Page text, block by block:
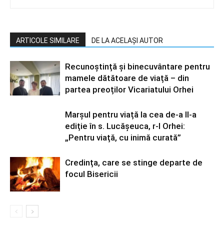
ARTICOLE SIMILARE DE LA ACELAȘI AUTOR
Recunoștință și binecuvântare pentru
mamele dătătoare de viață – din
partea preoților Vicariatului Orhei
Marșul pentru viață la cea de-a II-a
ediție în s. Lucășeuca, r-l Orhei:
„Pentru viață, cu inimă curată”
Credința, care se stinge departe de
focul Bisericii